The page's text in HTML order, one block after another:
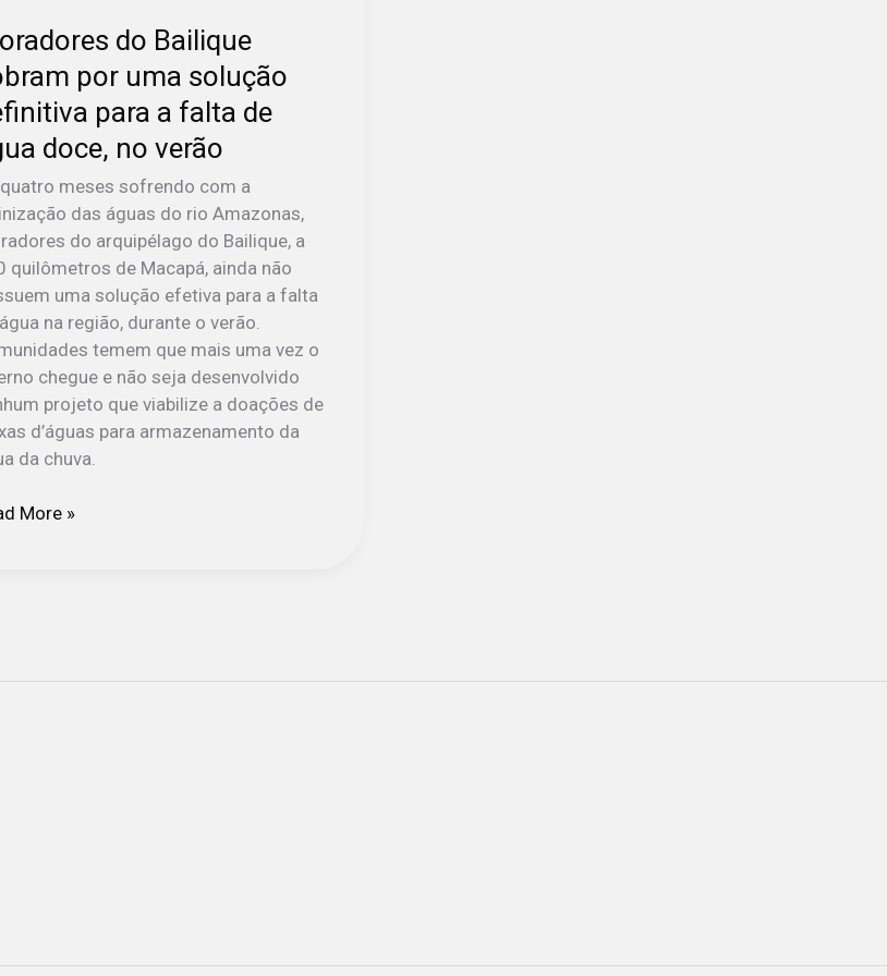
do Bailique
por uma solução
para a falta de
doce, no verão
meses sofrendo com a
das águas do rio Amazonas,
do arquipélago do Bailique, a
quilômetros de Macapá, ainda não
uma solução efetiva para a falta
na região, durante o verão.
temem que mais uma vez o
chegue e não seja desenvolvido
projeto que viabilize a doações de
d’águas para armazenamento da
da chuva.
More »